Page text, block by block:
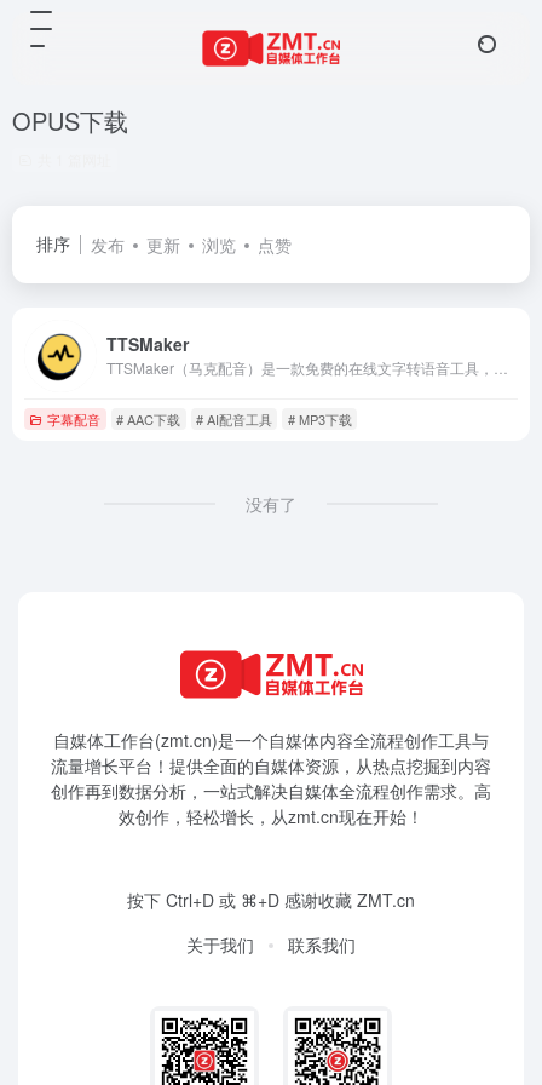
OPUS下载
排序 发布 更新 浏览 点赞
TTSMaker
字幕配音 # AAC下载 # AI配音工具 # MP3下载
没有了
自媒体工作台(zmt.cn)是一个自媒体内容全流程创作工具与
流量增长平台！提供全面的自媒体资源，从热点挖掘到内容
创作再到数据分析，一站式解决自媒体全流程创作需求。高
效创作，轻松增长，从zmt.cn现在开始！
按下 Ctrl+D 或 ⌘+D 感谢收藏 ZMT.cn
关于我们
联系我们